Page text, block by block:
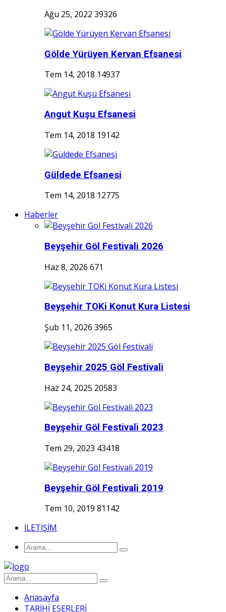
Ağu 25, 2022 39326
Gölde Yürüyen Kervan Efsanesi
Tem 14, 2018 14937
Angut Kuşu Efsanesi
Tem 14, 2018 19142
Güldede Efsanesi
Tem 14, 2018 12775
Haberler
Beyşehir Göl Festivali 2026
Haz 8, 2026 671
Beyşehir TOKi Konut Kura Listesi
Şub 11, 2026 3965
Beyşehir 2025 Göl Festivali
Haz 24, 2025 20583
Beyşehir Göl Festivali 2023
Tem 29, 2023 43418
Beyşehir Göl Festivali 2019
Tem 10, 2019 81142
İLETİŞİM
Anasayfa
TARİHİ ESERLERİ